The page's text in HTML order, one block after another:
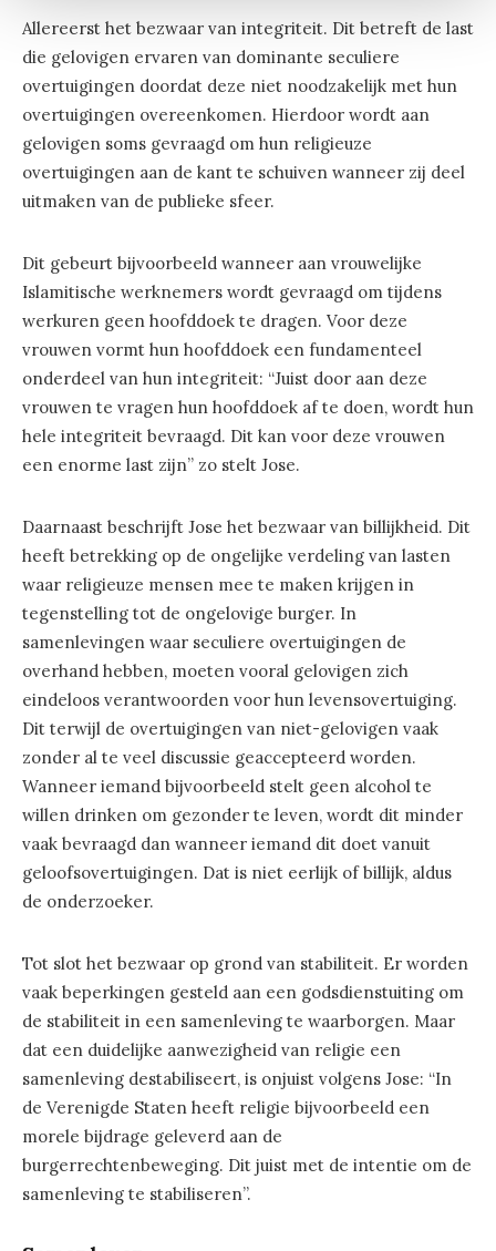
Allereerst het bezwaar van integriteit. Dit betreft de last
die gelovigen ervaren van dominante seculiere
overtuigingen doordat deze niet noodzakelijk met hun
overtuigingen overeenkomen. Hierdoor wordt aan
gelovigen soms gevraagd om hun religieuze
overtuigingen aan de kant te schuiven wanneer zij deel
uitmaken van de publieke sfeer.
Dit gebeurt bijvoorbeeld wanneer aan vrouwelijke
Islamitische werknemers wordt gevraagd om tijdens
werkuren geen hoofddoek te dragen. Voor deze
vrouwen vormt hun hoofddoek een fundamenteel
onderdeel van hun integriteit: “Juist door aan deze
vrouwen te vragen hun hoofddoek af te doen, wordt hun
hele integriteit bevraagd. Dit kan voor deze vrouwen
een enorme last zijn” zo stelt Jose.
Daarnaast beschrijft Jose het bezwaar van billijkheid. Dit
heeft betrekking op de ongelijke verdeling van lasten
waar religieuze mensen mee te maken krijgen in
tegenstelling tot de ongelovige burger. In
samenlevingen waar seculiere overtuigingen de
overhand hebben, moeten vooral gelovigen zich
eindeloos verantwoorden voor hun levensovertuiging.
Dit terwijl de overtuigingen van niet-gelovigen vaak
zonder al te veel discussie geaccepteerd worden.
Wanneer iemand bijvoorbeeld stelt geen alcohol te
willen drinken om gezonder te leven, wordt dit minder
vaak bevraagd dan wanneer iemand dit doet vanuit
geloofsovertuigingen. Dat is niet eerlijk of billijk, aldus
de onderzoeker.
Tot slot het bezwaar op grond van stabiliteit. Er worden
vaak beperkingen gesteld aan een godsdienstuiting om
de stabiliteit in een samenleving te waarborgen. Maar
dat een duidelijke aanwezigheid van religie een
samenleving destabiliseert, is onjuist volgens Jose: “In
de Verenigde Staten heeft religie bijvoorbeeld een
morele bijdrage geleverd aan de
burgerrechtenbeweging. Dit juist met de intentie om de
samenleving te stabiliseren”.